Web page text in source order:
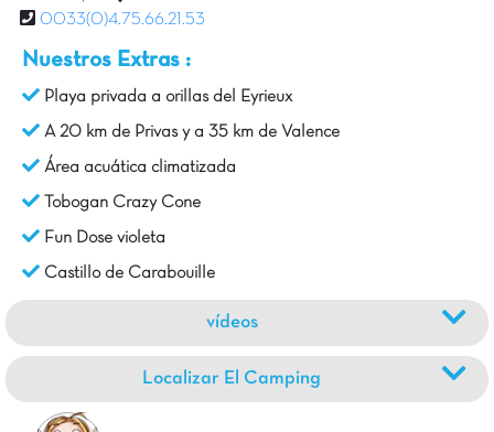
0033(0)4.75.66.21.53
Nuestros Extras :
Playa privada a orillas del Eyrieux
A 20 km de Privas y a 35 km de Valence
Área acuática climatizada
Tobogan Crazy Cone
Fun Dose violeta
Castillo de Carabouille
vídeos
Localizar El Camping